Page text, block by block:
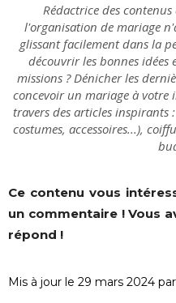
Rédactrice des
l'organisation de mariage
glissant facilement dans la
découvrir les bonnes
missions ? Dénicher les
concevoir un mariage à votre
travers des articles inspirants
costumes, accessoires...),
Ce contenu vous
un commentaire ! Vous
répond !
Mis à jour le 29 mars 2024